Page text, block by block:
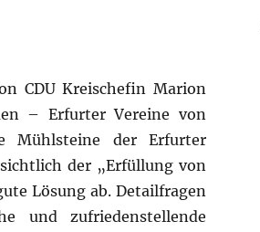
CDU Kreischefin Marion
– Erfurter Vereine von
Mühlsteine der Erfurter
der „Erfüllung von
Lösung ab. Detailfragen
und zufriedenstellende